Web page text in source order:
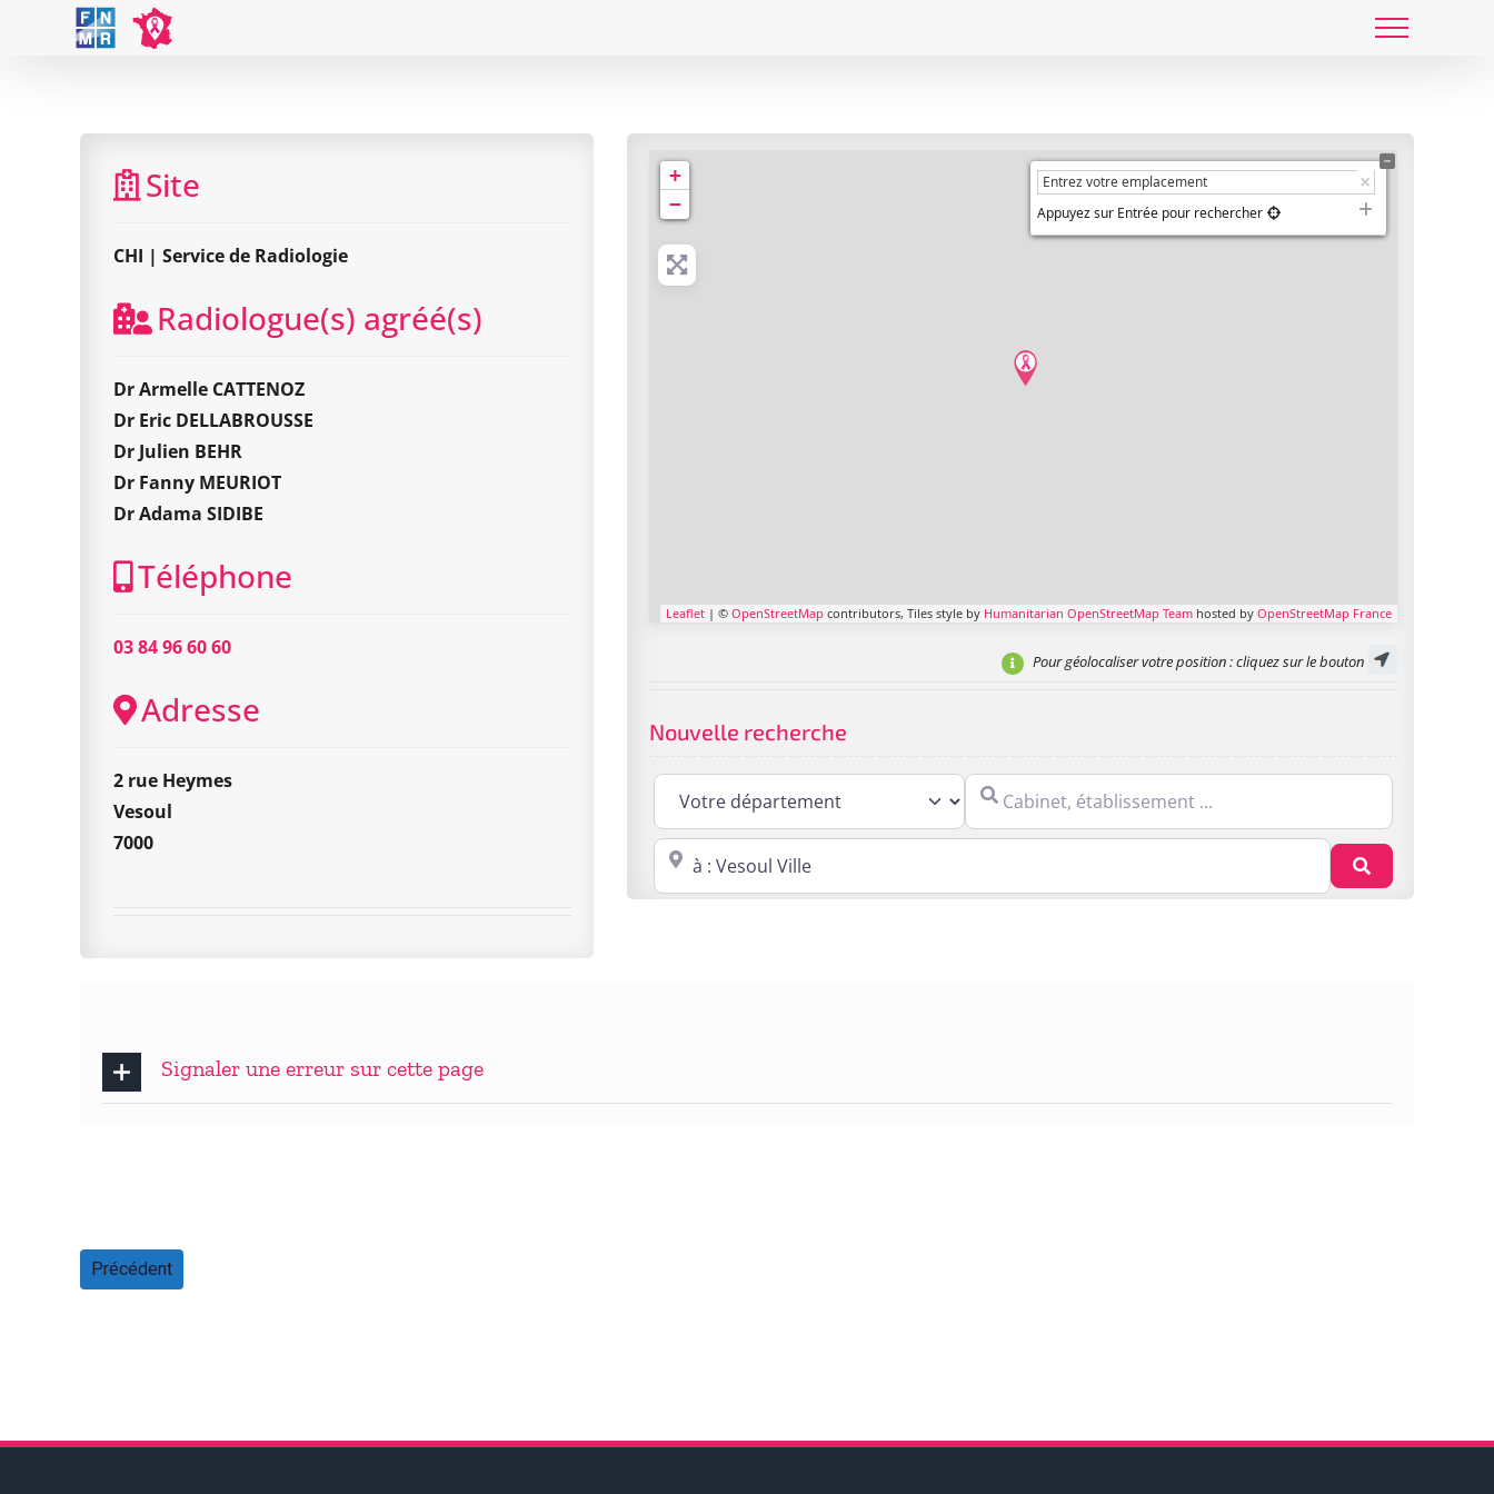
Site
CHI | Service de Radiologie
Radiologue(s) agréé(s)
Dr Armelle CATTENOZ
Dr Eric DELLABROUSSE
Dr Julien BEHR
Dr Fanny MEURIOT
Dr Adama SIDIBE
Téléphone
03 84 96 60 60
Adresse
2 rue Heymes
Vesoul
7000
+
−
Appuyez sur Entrée pour rechercher
Leaflet | © OpenStreetMap contributors, Tiles style by Humanitarian OpenStreetMap Team hosted by OpenStreetMap France
Pour géolocaliser votre position: cliquez sur le bouton
Nouvelle recherche
Cabinet, établissement ...
Proche de : ville, cp, lieu ... Recherche
Signaler une erreur sur cette page
Précédent